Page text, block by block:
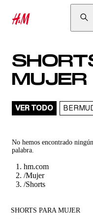
MUJER
VER TODO
No hemos encontrado
palabra.
hm.com
/Mujer
/Shorts
SHORTS PARA MUJER